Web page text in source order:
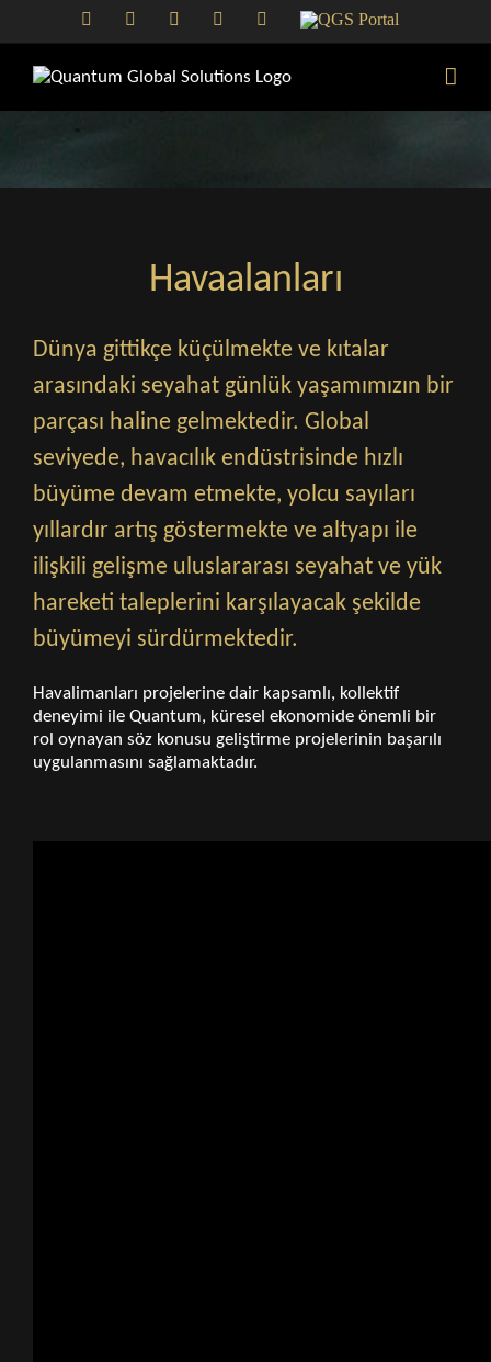
LinkedInFacebook YouTubeEmailQGS
Havaalanları
Dünya gittikçe küçülmekte ve kıtalar
arasındaki seyahat günlük yaşamımızın bir
parçası haline gelmektedir. Global
seviyede, havacılık endüstrisinde hızlı
büyüme devam etmekte, yolcu sayıları
yıllardır artış göstermekte ve altyapı ile
ilişkili gelişme uluslararası seyahat ve yük
hareketi taleplerini karşılayacak şekilde
büyümeyi sürdürmektedir.
Havalimanları projelerine dair kapsamlı, kollektif
deneyimi ile Quantum, küresel ekonomide önemli bir
rol oynayan söz konusu geliştirme projelerinin başarılı
uygulanmasını sağlamaktadır.